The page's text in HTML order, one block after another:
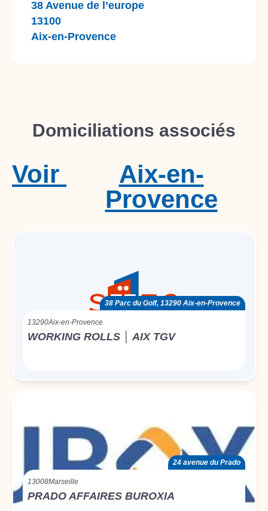
38 Avenue de l’europe
13100
Aix-en-Provence
Domiciliations associés
Aix-en-
Provence
Voir
38 Parc du Golf, 13290 Aix-en-Provence
13290Aix-en-Provence
WORKING ROLLS │ AIX TGV
24 avenue du Prado
13008Marseille
PRADO AFFAIRES BUROXIA